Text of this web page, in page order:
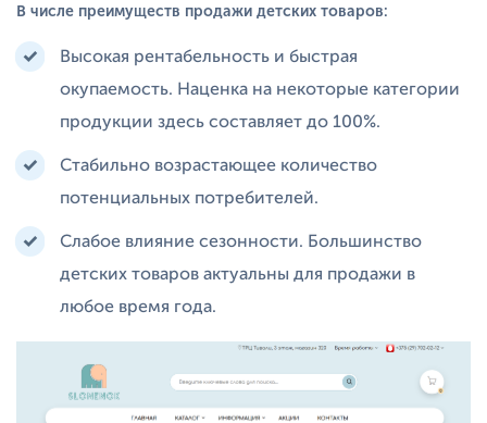
В числе преимуществ продажи детских товаров:
Высокая рентабельность и быстрая
окупаемость. Наценка на некоторые категории
продукции здесь составляет до 100%.
Стабильно возрастающее количество
потенциальных потребителей.
Слабое влияние сезонности. Большинство
детских товаров актуальны для продажи в
любое время года.